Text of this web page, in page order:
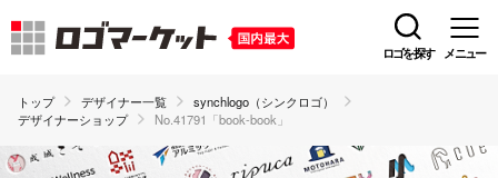
ロゴを探す メニュー
トップ デザイナー一覧
synchlogo（シンクロゴ）
デザイナーショップ
No.41791「book-book」